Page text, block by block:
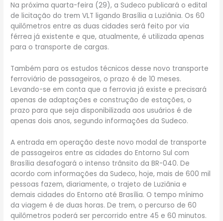
Na próxima quarta-feira (29), a Sudeco publicará o edital
de licitação do trem VLT ligando Brasília a Luziânia. Os 60
quilômetros entre as duas cidades será feito por via
férrea já existente e que, atualmente, é utilizada apenas
para o transporte de cargas.
Também para os estudos técnicos desse novo transporte
ferroviário de passageiros, o prazo é de 10 meses.
Levando-se em conta que a ferrovia já existe e precisará
apenas de adaptações e construção de estações, o
prazo para que seja disponibilizada aos usuários é de
apenas dois anos, segundo informações da Sudeco.
A entrada em operação deste novo modal de transporte
de passageiros entre as cidades do Entorno Sul com
Brasília desafogará o intenso trânsito da BR-040. De
acordo com informações da Sudeco, hoje, mais de 600 mil
pessoas fazem, diariamente, o trajeto de Luziânia e
demais cidades do Entorno até Brasília. O tempo mínimo
da viagem é de duas horas. De trem, o percurso de 60
quilômetros poderá ser percorrido entre 45 e 60 minutos.